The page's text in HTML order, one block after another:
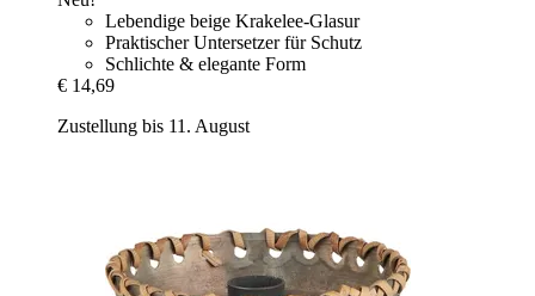
Lebendige beige Krakelee-Glasur
Praktischer Untersetzer für Schutz
Schlichte & elegante Form
€ 14,69
Zustellung bis 11. August